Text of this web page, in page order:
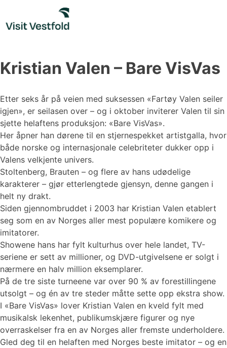
content
Kristian Valen – Bare VisVas
Etter seks år på veien med suksessen «Fartøy Valen seiler
igjen», er seilasen over – og i oktober inviterer Valen til sin
sjette helaftens produksjon: «Bare VisVas».
Her åpner han dørene til en stjernespekket artistgalla, hvor
både norske og internasjonale celebriteter dukker opp i
Valens velkjente univers.
Stoltenberg, Brauten – og flere av hans udødelige
karakterer – gjør etterlengtede gjensyn, denne gangen i
helt ny drakt.
Siden gjennombruddet i 2003 har Kristian Valen etablert
seg som en av Norges aller mest populære komikere og
imitatorer.
Showene hans har fylt kulturhus over hele landet, TV-
seriene er sett av millioner, og DVD-utgivelsene er solgt i
nærmere en halv million eksemplarer.
På de tre siste turneene var over 90 % av forestillingene
utsolgt – og én av tre steder måtte sette opp ekstra show.
I «Bare VisVas» lover Kristian Valen en kveld fylt med
musikalsk lekenhet, publikumskjære figurer og nye
overraskelser fra en av Norges aller fremste underholdere.
Gled deg til en helaften med Norges beste imitator – og en